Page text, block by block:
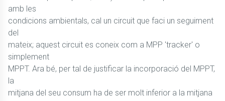
amb les
condicions ambientals, cal un circuit que faci un seguiment
del
mateix; aquest circuit es coneix com a MPP 'tracker' o
simplement
MPPT. Ara bé, per tal de justificar la incorporació del MPPT,
la
mitjana del seu consum ha de ser molt inferior a la mitjana